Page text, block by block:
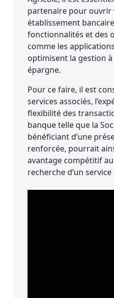
partenaire pour ouvrir
établissement
fonctionnalités et des
comme les
optimisent la gestion
épargne.
Pour ce faire, il est
services associés,
flexibilité des
banque telle que la
bénéficiant d’une
renforcée, pourrait
avantage compétitif
recherche d’un